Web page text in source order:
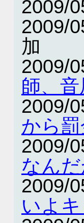
2009/
2009/
加
2009/
師、
2009/
から罰
2009/
なんだ
2009/
いよキ